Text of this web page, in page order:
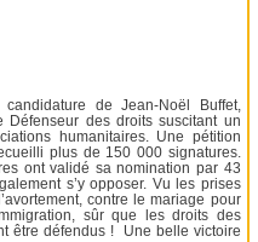
de Jean-Noël Buffet,
des droits suscitant un
humanitaires. Une pétition
plus de 150 000 signatures.
ont validé sa nomination par 43
s’y opposer. Vu les prises
contre le mariage pour
sûr que les droits des
être défendus ! Une belle victoire